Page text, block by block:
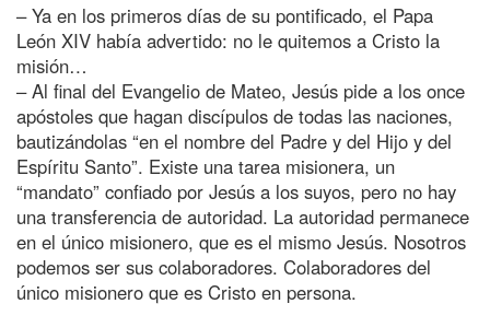
– Ya en los primeros días de su pontificado, el Papa
León XIV había advertido: no le quitemos a Cristo la
misión…
– Al final del Evangelio de Mateo, Jesús pide a los once
apóstoles que hagan discípulos de todas las naciones,
bautizándolas “en el nombre del Padre y del Hijo y del
Espíritu Santo”. Existe una tarea misionera, un
“mandato” confiado por Jesús a los suyos, pero no hay
una transferencia de autoridad. La autoridad permanece
en el único misionero, que es el mismo Jesús. Nosotros
podemos ser sus colaboradores. Colaboradores del
único misionero que es Cristo en persona.